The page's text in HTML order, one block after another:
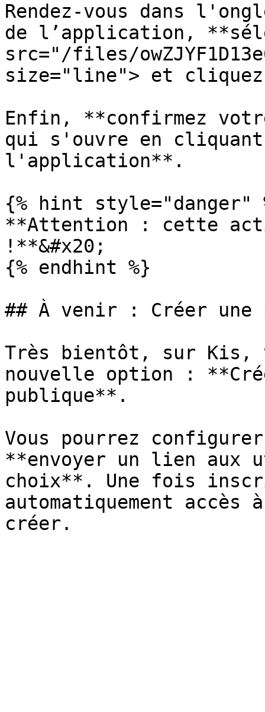
Rendez-vous dans
de l’application,
src="/files/
size="line"> et
Enfin, **confirmez
qui s'ouvre en
l'application**.
{% hint style="danger"
**Attention : cette
!**&#x20;
{% endhint %}
## À venir : Créer une
Très bientôt, sur Kis,
nouvelle option :
publique**.
Vous pourrez
**envoyer un lien aux
choix**. Une fois
automatiquement